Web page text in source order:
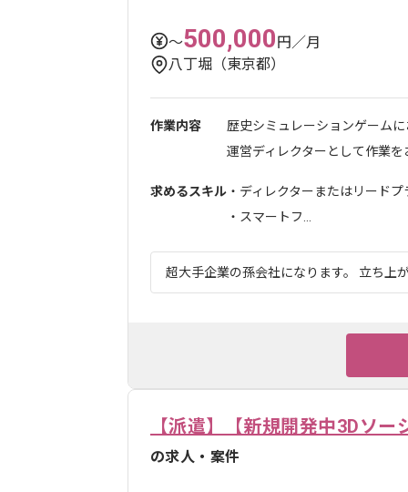
〜500,000円／月
八丁堀（東京都）
作業内容
歴史シミュレーションゲーム
運営ディレクターとして作業を
求めるスキル ・ディレクターまたはリード
・スマートフ...
超大手企業の孫会社になります。 立ち上
【派遣】【新規開発中3Dソ
の求人・案件